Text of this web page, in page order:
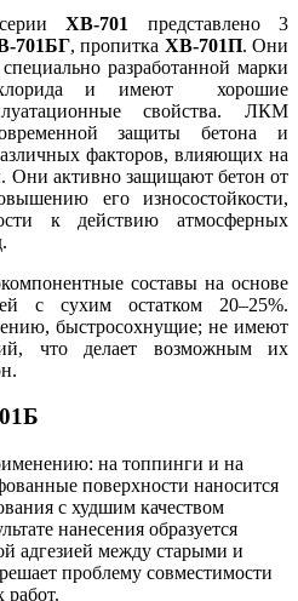
ХВ-701
представлено 3
701БГ, пропитка ХВ-701П. Они
разработанной марки
и имеют хорошие
свойства. ЛКМ
защиты бетона и
факторов, влияющих на
Они активно защищают бетон от
его износостойкости,
к действию атмосферных
составы на основе
с сухим остатком 20–25%.
быстросохнущие; не имеют
что делает возможным их
на топпинги и на
поверхности наносится
с худшим качеством
нанесения образуется
адгезией между старыми и
проблему совместимости